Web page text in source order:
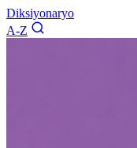
Diksiyonaryo
A-Z